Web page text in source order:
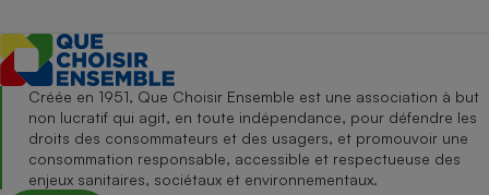
Créée en 1951, Que Choisir Ensemble est une association à but
non lucratif qui agit, en toute indépendance, pour défendre les
droits des consommateurs et des usagers, et promouvoir une
consommation responsable, accessible et respectueuse des
enjeux sanitaires, sociétaux et environnementaux.